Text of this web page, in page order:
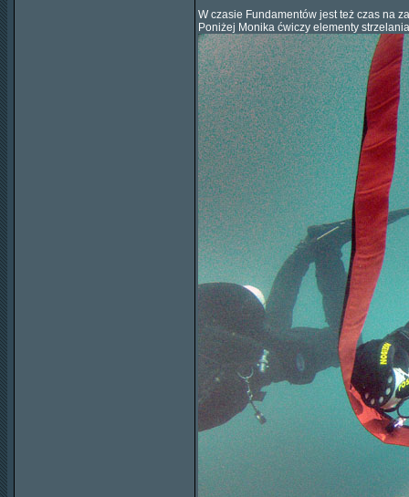
W czasie Fundamentów jest też czas na
Poniżej Monika ćwiczy elementy